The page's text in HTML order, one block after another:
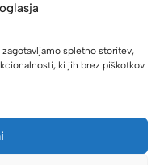
spletno storitev,
ki jih brez piškotkov